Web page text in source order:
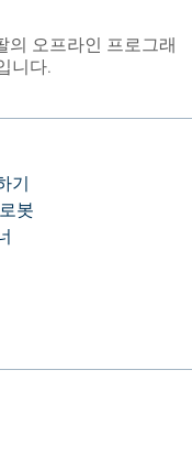
의 오프라인 프로그래
니다.
기
봇